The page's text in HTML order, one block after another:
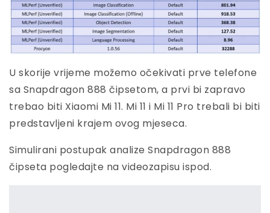
U skorije vrijeme možemo očekivati prve telefone
sa Snapdragon 888 čipsetom, a prvi bi zapravo
trebao biti Xiaomi Mi 11. Mi 11 i Mi 11 Pro trebali bi biti
predstavljeni krajem ovog mjeseca.
Simulirani postupak analize Snapdragon 888
čipseta pogledajte na videozapisu ispod.